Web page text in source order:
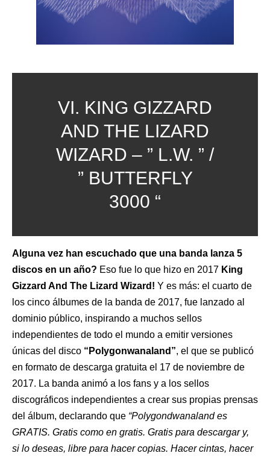
VI. KING GIZZARD
AND THE LIZARD
WIZARD – ” L.W. ” /
” BUTTERFLY
3000 “
Alguna vez han escuchado que una banda lanza 5
discos en un año? Eso fue lo que hizo en 2017 King
Gizzard And The Lizard Wizard! Y es más: el cuarto de
los cinco álbumes de la banda de 2017, fue lanzado al
dominio público, inspirando a muchos sellos
independientes de todo el mundo a emitir versiones
únicas del disco “Polygonwanaland”, el que se publicó
en formato de descarga gratuita el 17 de noviembre de
2017. La banda animó a los fans y a los sellos
discográficos independientes a crear sus propias prensas
del álbum, declarando que “Polygondwanaland es
GRATIS. Gratis como en gratis. Gratis para descargar y,
si lo deseas, libre para hacer copias. Hacer cintas, hacer